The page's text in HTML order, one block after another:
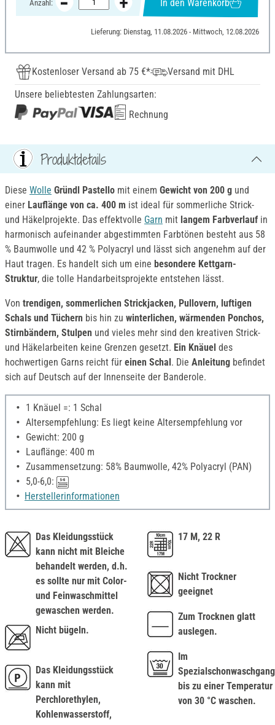
Anzahl: In den Warenkorb
Lieferung: Dienstag, 11.08.2026 - Mittwoch, 12.08.2026
Kostenloser Versand ab 75 €*
Versand mit DHL
Unsere beliebtesten Zahlungsarten:
Rechnung
Produktdetails
Diese Wolle Gründl Pastello mit einem Gewicht von 200 g und
einer Lauflänge von ca. 400 m ist ideal für sommerliche Strick-
und Häkelprojekte. Das effektvolle Garn mit langem Farbverlauf in
harmonisch aufeinander abgestimmten Farbtönen besteht aus 58
% Baumwolle und 42 % Polyacryl und lässt sich angenehm auf der
Haut tragen. Es handelt sich um eine besondere Kettgarn-
Struktur, die tolle Handarbeitsprojekte entstehen lässt.
Von trendigen, sommerlichen Strickjacken, Pullovern, luftigen
Schals und Tüchern bis hin zu winterlichen, wärmenden Ponchos,
Stirnbändern, Stulpen und vieles mehr sind den kreativen Strick-
und Häkelarbeiten keine Grenzen gesetzt. Ein Knäuel des
hochwertigen Garns reicht für einen Schal . Die Anleitung befindet
sich auf Deutsch auf der Innenseite der Banderole.
1 Knäuel =: 1 Schal
Altersempfehlung: Es liegt keine Altersempfehlung vor
Gewicht: 200 g
Lauflänge: 400 m
Zusammensetzung: 58% Baumwolle, 42% Polyacryl (PAN)
5,0-6,0:
Herstellerinformationen
Das Kleidungsstück
kann nicht mit Bleiche
behandelt werden, d.h.
es sollte nur mit Color-
und Feinwaschmittel
gewaschen werden.
Nicht bügeln.
Das Kleidungsstück
kann mit
Perchlorethylen,
Kohlenwasserstoff,
17 M, 22 R
Nicht Trockner
geeignet
Zum Trocknen glatt
auslegen.
Im
Spezialschonwaschgang
bis zu einer Temperatur
von 30 °C waschen.